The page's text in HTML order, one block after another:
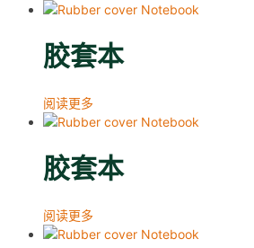
胶套本
阅读更多
胶套本
阅读更多